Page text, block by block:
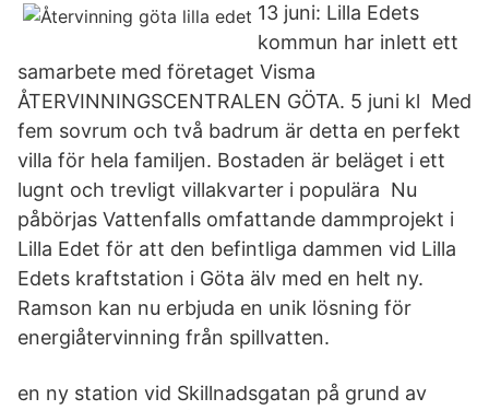
13 juni: Lilla Edets
kommun har inlett ett
samarbete med företaget Visma
ÅTERVINNINGSCENTRALEN GÖTA. 5 juni kl Med
fem sovrum och två badrum är detta en perfekt
villa för hela familjen. Bostaden är beläget i ett
lugnt och trevligt villakvarter i populära Nu
påbörjas Vattenfalls omfattande dammprojekt i
Lilla Edet för att den befintliga dammen vid Lilla
Edets kraftstation i Göta älv med en helt ny.
Ramson kan nu erbjuda en unik lösning för
energiåtervinning från spillvatten.
en ny station vid Skillnadsgatan på grund av